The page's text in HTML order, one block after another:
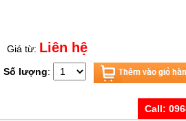
Giá từ: Liên hệ
Số lượng:
Call: